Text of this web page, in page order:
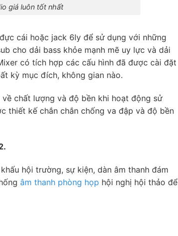
giá luôn tốt nhất
cái hoặc jack 6ly để sử dụng với những
cho dải bass khỏe mạnh mẽ uy lực và dải
có tích hợp các cấu hình đã được cài đặt
kỳ mục đích, không gian nào.
chất lượng và độ bền khi hoạt động sử
thiết kế chắn chắn chống va đập và độ bền
hội trường, sự kiện, dàn âm thanh đám
âm thanh phòng họp hội nghị hội thảo để